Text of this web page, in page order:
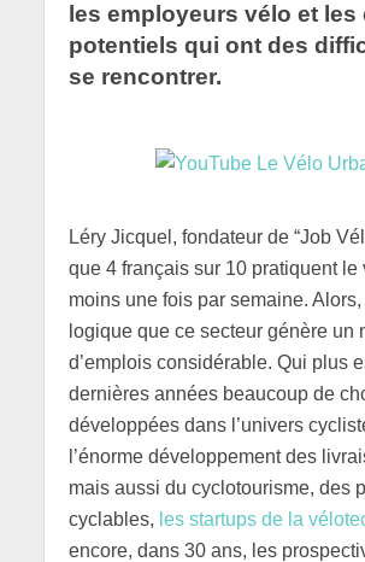
les employeurs vélo et
potentiels qui ont des
se rencontrer.
Léry Jicquel, fondateur de “Job
que 4 français sur 10 pratiquent le
moins une fois par semaine.
logique que ce secteur génère un
d’emplois considérable. Qui plus
dernières années beaucoup de
développées dans l’univers
l’énorme développement des
mais aussi du cyclotourisme, des
cyclables, les startups de la
encore, dans 30 ans, les